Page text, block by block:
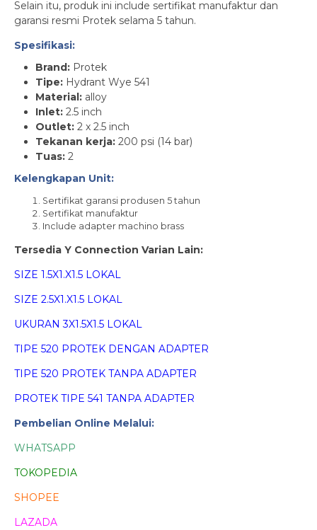
Selain itu, produk ini include sertifikat manufaktur dan
garansi resmi Protek selama 5 tahun.
Spesifikasi:
Brand: Protek
Tipe: Hydrant Wye 541
Material: alloy
Inlet: 2.5 inch
Outlet: 2 x 2.5 inch
Tekanan kerja: 200 psi (14 bar)
Tuas: 2
Kelengkapan Unit:
Sertifikat garansi produsen 5 tahun
Sertifikat manufaktur
Include adapter machino brass
Tersedia Y Connection Varian Lain:
SIZE 1.5X1.X1.5 LOKAL
SIZE 2.5X1.X1.5 LOKAL
UKURAN 3X1.5X1.5 LOKAL
TIPE 520 PROTEK DENGAN ADAPTER
TIPE 520 PROTEK TANPA ADAPTER
PROTEK TIPE 541 TANPA ADAPTER
Pembelian Online Melalui:
WHATSAPP
TOKOPEDIA
SHOPEE
LAZADA